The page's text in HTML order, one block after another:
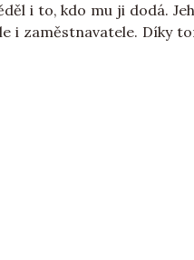
i to, kdo mu ji dodá.
i zaměstnavatele. Díky